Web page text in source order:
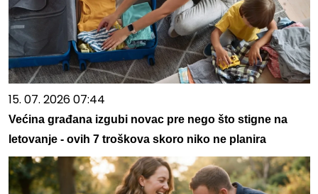
15. 07. 2026 07:44
Većina građana izgubi novac pre nego što stigne na
letovanje - ovih 7 troškova skoro niko ne planira